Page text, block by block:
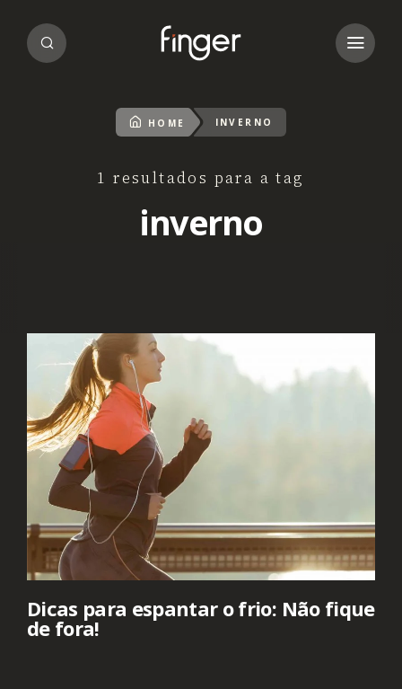
HOME INVERNO
1 resultados para a tag
inverno
Dicas para espantar o frio: Não fique
de fora!